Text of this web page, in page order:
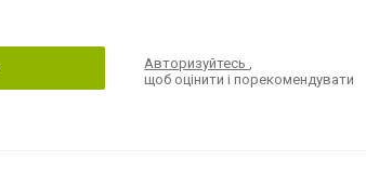
Авторизуйтесь
щоб оцінити і порекомендувати